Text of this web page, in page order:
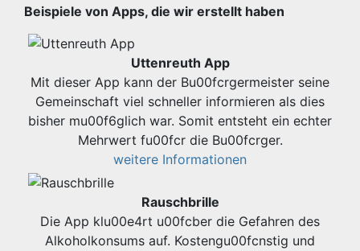
Beispiele von Apps, die wir erstellt haben
Uttenreuth App
Mit dieser App kann der Bu00fcrgermeister seine
Gemeinschaft viel schneller informieren als dies
bisher mu00f6glich war. Somit entsteht ein echter
Mehrwert fu00fcr die Bu00fcrger.
weitere Informationen
Rauschbrille
Die App klu00e4rt u00fcber die Gefahren des
Alkoholkonsums auf. Kostengu00fcnstig und